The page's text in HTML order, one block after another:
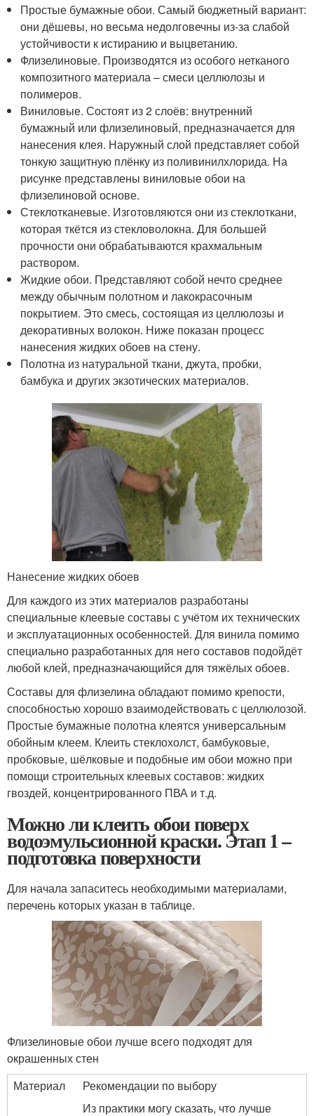
Простые бумажные обои. Самый бюджетный вариант:
они дёшевы, но весьма недолговечны из-за слабой
устойчивости к истиранию и выцветанию.
Флизелиновые. Производятся из особого нетканого
композитного материала – смеси целлюлозы и
полимеров.
Виниловые. Состоят из 2 слоёв: внутренний
бумажный или флизелиновый, предназначается для
нанесения клея. Наружный слой представляет собой
тонкую защитную плёнку из поливинилхлорида. На
рисунке представлены виниловые обои на
флизелиновой основе.
Стеклотканевые. Изготовляются они из стеклоткани,
которая ткётся из стекловолокна. Для большей
прочности они обрабатываются крахмальным
раствором.
Жидкие обои. Представляют собой нечто среднее
между обычным полотном и лакокрасочным
покрытием. Это смесь, состоящая из целлюлозы и
декоративных волокон. Ниже показан процесс
нанесения жидких обоев на стену.
Полотна из натуральной ткани, джута, пробки,
бамбука и других экзотических материалов.
Нанесение жидких обоев
Для каждого из этих материалов разработаны
специальные клеевые составы с учётом их технических
и эксплуатационных особенностей. Для винила помимо
специально разработанных для него составов подойдёт
любой клей, предназначающийся для тяжёлых обоев.
Составы для флизелина обладают помимо крепости,
способностью хорошо взаимодействовать с целлюлозой.
Простые бумажные полотна клеятся универсальным
обойным клеем. Клеить стеклохолст, бамбуковые,
пробковые, шёлковые и подобные им обои можно при
помощи строительных клеевых составов: жидких
гвоздей, концентрированного ПВА и т.д.
Можно ли клеить обои поверх
водоэмульсионной краски. Этап 1 –
подготовка поверхности
Для начала запаситесь необходимыми материалами,
перечень которых указан в таблице.
Флизелиновые обои лучше всего подходят для
окрашенных стен
Материал
Рекомендации по выбору
Из практики могу сказать, что лучше